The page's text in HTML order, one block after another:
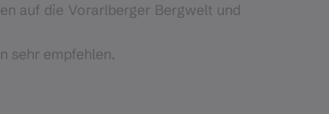
auf die Vorarlberger Bergwelt und
sehr empfehlen.